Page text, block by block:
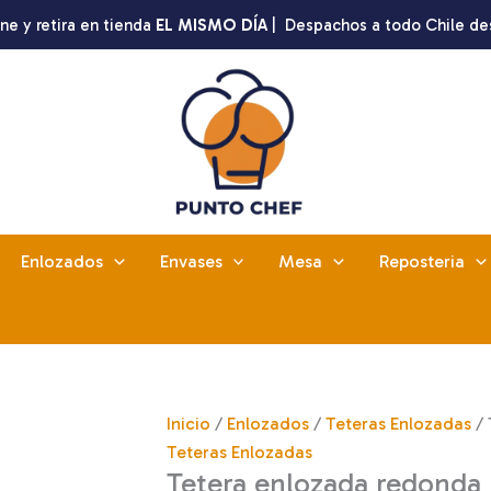
y retira en tienda EL MISMO DÍA | Despachos a todo Chile
Enlozados Envases Mesa Reposteria
Inicio / Enlozados / Teteras Enlozadas /
Teteras Enlozadas
Tetera enlozada